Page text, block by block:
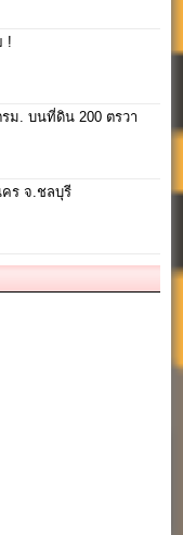
!
ม. บนที่ดิน 200 ตรวา
ร จ.ชลบุรี